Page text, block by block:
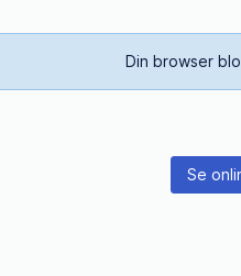
Din browser
Se